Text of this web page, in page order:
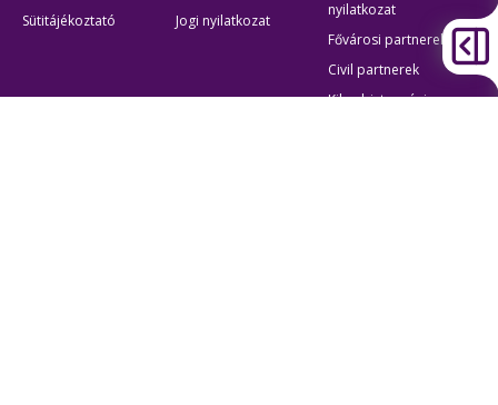
Sütitájékoztató
Jogi nyilatkozat
nyilatkozat
Fővárosi partnerek
Civil partnerek
Kiberbiztonsági